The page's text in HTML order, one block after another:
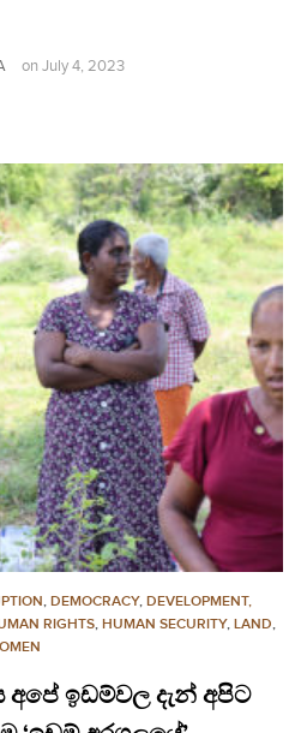
on July 4, 2023
, DEMOCRACY, DEVELOPMENT,
RIGHTS, HUMAN SECURITY, LAND,
අපේ ඉඩම්වල දැන් අපිට